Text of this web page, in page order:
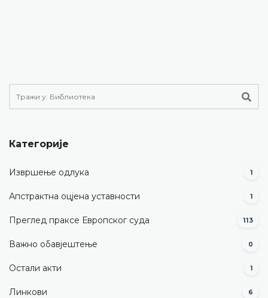
Категорије
Извршење одлука 1
Апстрактна оцјена уставности 1
Преглед праксе Европског суда 113
Важно обавјештење 0
Остали акти 1
Линкови 6